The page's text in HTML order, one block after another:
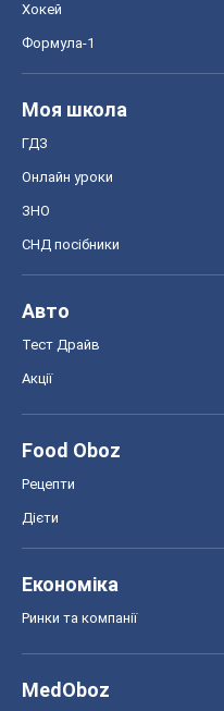
Хокей
Формула-1
Моя школа
ГДЗ
Онлайн уроки
ЗНО
СНД посібники
Авто
Тест Драйв
Акції
Food Oboz
Рецепти
Дієти
Економіка
Ринки та компанії
MedOboz